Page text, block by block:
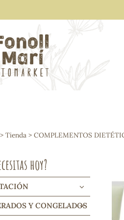
y legumbres
secos y snacks
mueslis, hinchados y
y dulces
y cavas
y salsas
y sémolas
> Tienda > COMPLEMENTOS
hoy?
Y CONGELADOS